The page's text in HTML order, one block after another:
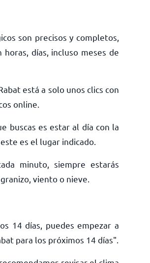
son precisos y completos,
días, incluso meses de
está a solo unos clics con
online.
buscas es estar al día con la
es el lugar indicado.
minuto, siempre estarás
viento o nieve.
14 días, puedes empezar a
para los próximos 14 días".